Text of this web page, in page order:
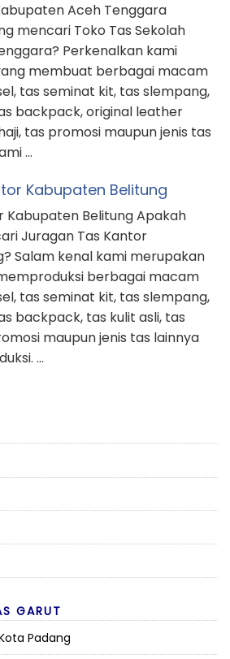
Aceh Tenggara
mencari Toko Tas Sekolah
Perkenalkan kami
membuat berbagai macam
tas seminat kit, tas slempang,
backpack, original leather
tas promosi maupun jenis tas
…
Kabupaten Belitung
Kabupaten Belitung Apakah
Juragan Tas Kantor
Salam kenal kami merupakan
berbagai macam
tas seminat kit, tas slempang,
backpack, tas kulit asli, tas
maupun jenis tas lainnya
…
GARUT
Padang